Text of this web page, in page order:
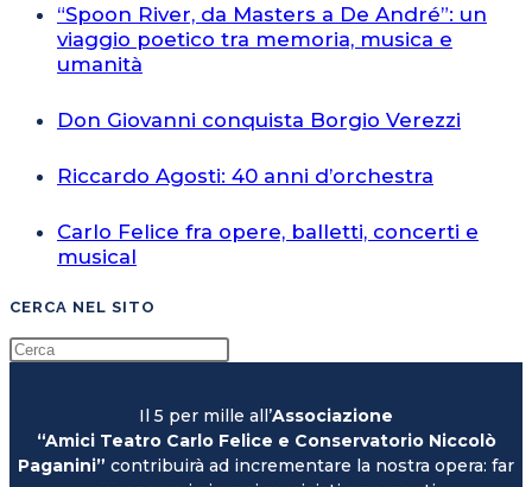
“Spoon River, da Masters a De André”: un
viaggio poetico tra memoria, musica e
umanità
Don Giovanni conquista Borgio Verezzi
Riccardo Agosti: 40 anni d’orchestra
Carlo Felice fra opere, balletti, concerti e
musical
CERCA NEL SITO
Il 5 per mille all’Associazione
“Amici Teatro Carlo Felice e Conservatorio Niccolò
Paganini” contribuirà ad incrementare la nostra opera: far